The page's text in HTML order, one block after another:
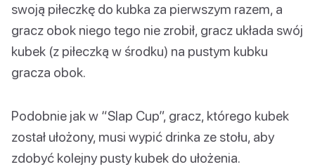
swoją piłeczkę do kubka za pierwszym razem, a
gracz obok niego tego nie zrobił, gracz układa swój
kubek (z piłeczką w środku) na pustym kubku
gracza obok.
Podobnie jak w “Slap Cup”, gracz, którego kubek
został ułożony, musi wypić drinka ze stołu, aby
zdobyć kolejny pusty kubek do ułożenia.